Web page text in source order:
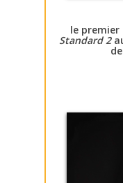
le
Standard 2